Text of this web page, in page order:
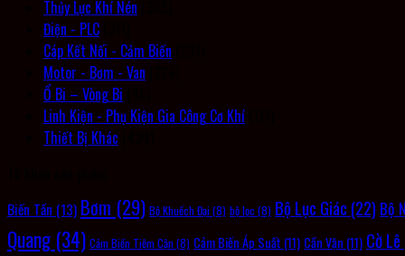
Thủy Lực Khí Nén
Điện - PLC
Cáp Kết Nối - Cảm Biến
Motor - Bơm - Van
Ổ Bi – Vòng Bi
Linh Kiện - Phụ Kiện Gia Công Cơ Khí
Thiết Bị Khác
Biến Tần (13) Bơm (29) Bộ Khuếch Đại (8) bộ lọc (8) Bộ Lục Giác (22) Bộ
Quang (34) Cảm Biến Tiệm Cận (8) Cảm Biến Áp Suất (11) Cần Vặn (11) Cờ Lê